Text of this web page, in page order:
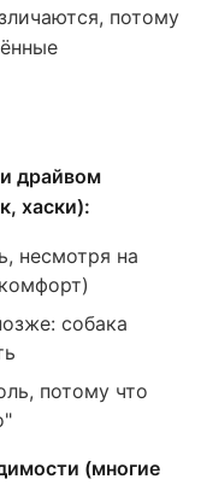
потому
драйвом
хаски):
несмотря на
собака
потому что
(многие